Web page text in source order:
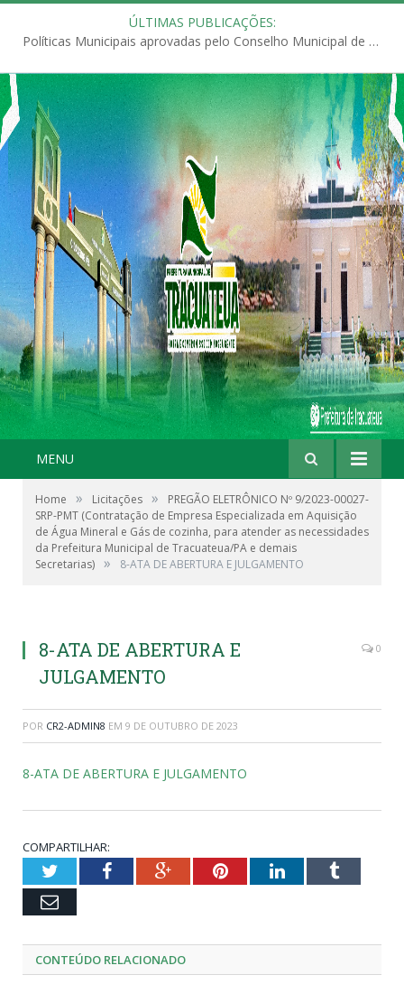
ÚLTIMAS PUBLICAÇÕES:
Políticas Municipais aprovadas pelo Conselho Municipal de Educação (CME)
MENU
Home » Licitações »
PREGÃO ELETRÔNICO Nº 9/2023-00027-
SRP-PMT (Contratação de Empresa Especializada em Aquisição
de Água Mineral e Gás de cozinha, para atender as necessidades
da Prefeitura Municipal de Tracuateua/PA e demais
Secretarias) » 8-ATA DE ABERTURA E JULGAMENTO
8-ATA DE ABERTURA E
JULGAMENTO
0
POR CR2-ADMIN8 EM 9 DE OUTUBRO DE 2023
8-ATA DE ABERTURA E JULGAMENTO
COMPARTILHAR:
TwitterFacebookGoogle+PinterestLinkedInTumblr
Email
CONTEÚDO RELACIONADO